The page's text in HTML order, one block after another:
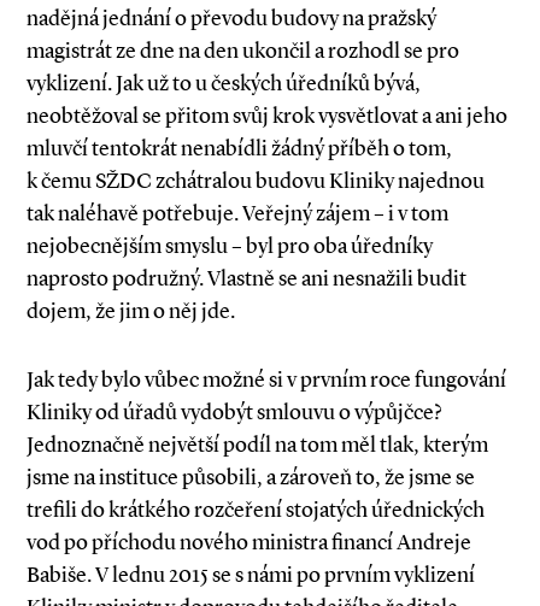
nadějná jednání o převodu budovy na pražský
magistrát ze dne na den ukončil a rozhodl se pro
vyklizení. Jak už to u českých úředníků bývá,
neobtěžoval se přitom svůj krok vysvětlovat a ani jeho
mluvčí tentokrát nenabídli žádný příběh o tom,
k čemu SŽDC zchátralou budovu Kliniky najednou
tak naléhavě potřebuje. Veřejný zájem – i v tom
nejobecnějším smys­lu – byl pro oba úředníky
naprosto podružný. Vlastně se ani nesnažili budit
dojem, že jim o něj jde.
Jak tedy bylo vůbec možné si v prvním roce fungování
Kliniky od úřadů vydobýt smlouvu o výpůjčce?
Jednoznačně největší podíl na tom měl tlak, kterým
jsme na instituce působili, a zároveň to, že jsme se
trefili do krátkého rozčeření stojatých úřednických
vod po příchodu nového ministra financí Andreje
Babiše. V lednu 2015 se s námi po prvním vyklizení